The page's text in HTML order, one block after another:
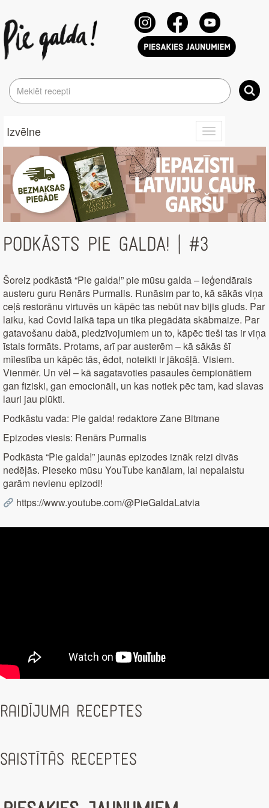
Toggle
navigation
Izvēlne
PODKĀSTS PIE GALDA! | #3
Šoreiz podkāstā “Pie galda!” pie mūsu galda – leģendārais
austeru guru Renārs Purmalis. Runāsim par to, kā sākās viņa
ceļš restorānu virtuvēs un kāpēc tas nebūt nav bijis gluds. Par
laiku, kad Covid laikā tapa un tika piegādāta skābmaize. Par
gatavošanu dabā, piedzīvojumiem un to, kāpēc tieši tas ir viņa
īstais formāts. Protams, arī par austerēm – kā sākās šī
mīlestība un kāpēc tās, ēdot, noteikti ir jākošļā. Visiem.
Vienmēr. Un vēl – kā sagatavoties pasaules čempionātiem
gan fiziski, gan emocionāli, un kas notiek pēc tam, kad slavas
lauri jau plūkti.
Podkāstu vada: Pie galda! redaktore Zane Bitmane
Epizodes viesis: Renārs Purmalis
Podkāsta “Pie galda!” jaunās epizodes iznāk reizi divās
nedēļās. Pieseko mūsu YouTube kanālam, lai nepalaistu
garām nevienu epizodi!
https://www.youtube.com/@PieGaldaLatvia
Raidījuma receptes
Saistītās receptes